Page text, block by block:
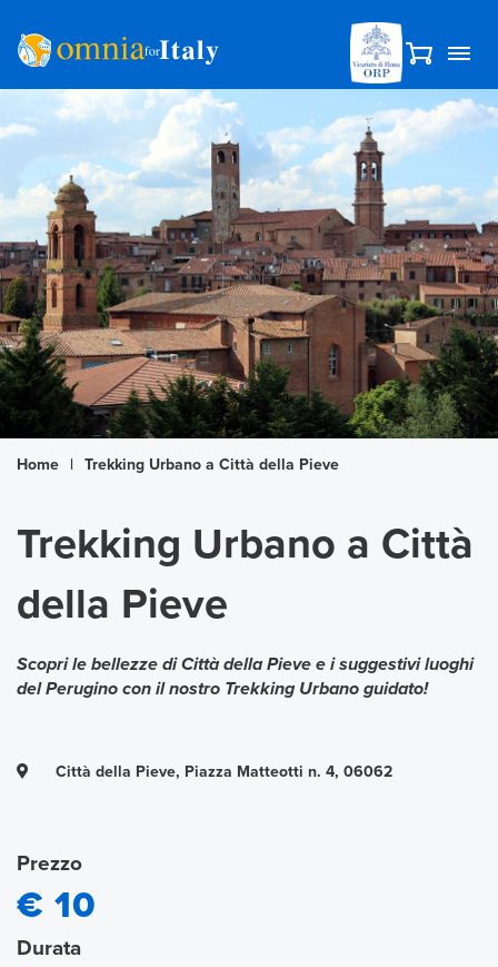
Home | Trekking Urbano a Città della Pieve
Trekking Urbano a Città
della Pieve
Scopri le bellezze di Città della Pieve e i suggestivi luoghi
del Perugino con il nostro Trekking Urbano guidato!
Città della Pieve, Piazza Matteotti n. 4, 06062
Prezzo
€ 10
Durata